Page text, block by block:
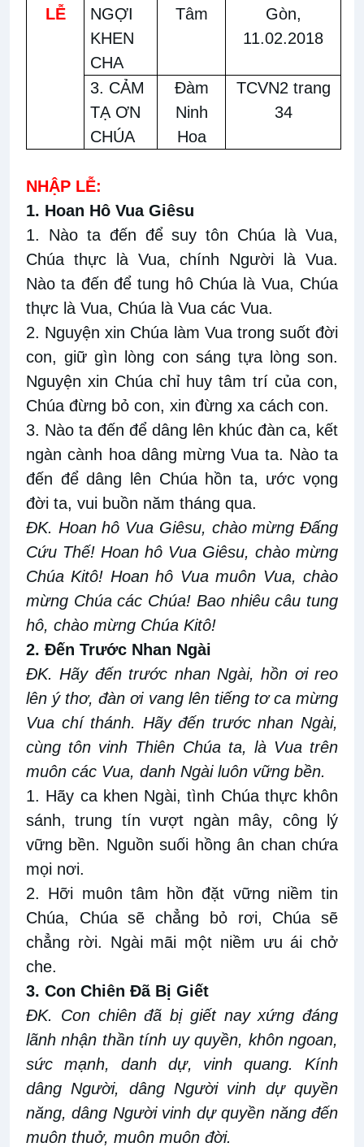
LỄ
NGỢI
KHEN
CHA
Tâm
Gòn,
11.02.2018
3. CẢM
TẠ ƠN
CHÚA
Đàm
Ninh
Hoa
TCVN2 trang
34
NHẬP LỄ:
1. Hoan Hô Vua Giêsu
1. Nào ta đến để suy tôn Chúa là Vua,
Chúa thực là Vua, chính Người là Vua.
Nào ta đến để tung hô Chúa là Vua, Chúa
thực là Vua, Chúa là Vua các Vua.
2. Nguyện xin Chúa làm Vua trong suốt đời
con, giữ gìn lòng con sáng tựa lòng son.
Nguyện xin Chúa chỉ huy tâm trí của con,
Chúa đừng bỏ con, xin đừng xa cách con.
3. Nào ta đến để dâng lên khúc đàn ca, kết
ngàn cành hoa dâng mừng Vua ta. Nào ta
đến để dâng lên Chúa hồn ta, ước vọng
đời ta, vui buồn năm tháng qua.
ĐK. Hoan hô Vua Giêsu, chào mừng Đấng
Cứu Thế! Hoan hô Vua Giêsu, chào mừng
Chúa Kitô! Hoan hô Vua muôn Vua, chào
mừng Chúa các Chúa! Bao nhiêu câu tung
hô, chào mừng Chúa Kitô!
2. Đến Trước Nhan Ngài
ĐK. Hãy đến trước nhan Ngài, hồn ơi reo
lên ý thơ, đàn ơi vang lên tiếng tơ ca mừng
Vua chí thánh. Hãy đến trước nhan Ngài,
cùng tôn vinh Thiên Chúa ta, là Vua trên
muôn các Vua, danh Ngài luôn vững bền.
1. Hãy ca khen Ngài, tình Chúa thực khôn
sánh, trung tín vượt ngàn mây, công lý
vững bền. Nguồn suối hồng ân chan chứa
mọi nơi.
2. Hỡi muôn tâm hồn đặt vững niềm tin
Chúa, Chúa sẽ chẳng bỏ rơi, Chúa sẽ
chẳng rời. Ngài mãi một niềm ưu ái chở
che.
3. Con Chiên Đã Bị Giết
ĐK. Con chiên đã bị giết nay xứng đáng
lãnh nhận thần tính uy quyền, khôn ngoan,
sức mạnh, danh dự, vinh quang. Kính
dâng Người, dâng Người vinh dự quyền
năng, dâng Người vinh dự quyền năng đến
muôn thuở, muôn muôn đời.